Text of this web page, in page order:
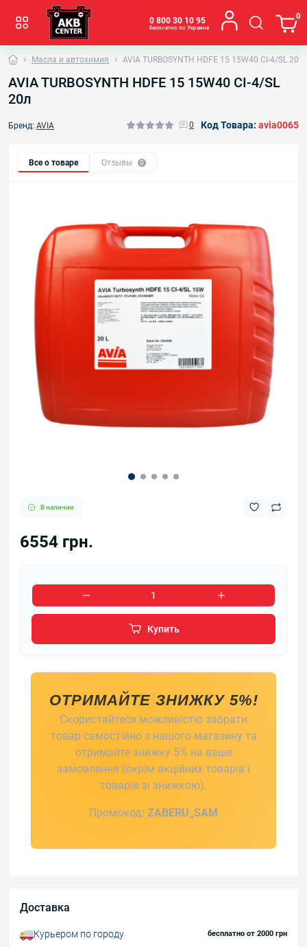
0 800 30 10 95
Бесплатно по Украине
0
Масла и автохимия AVIA TURBOSYNTH HDFE 15 15W40 CI-4/SL 20л
AVIA TURBOSYNTH HDFE 15 15W40 CI-4/SL
20л
Бренд: AVIA 0 Код Товара: avia0065
Все о товаре Отзывы 0
В наличии
6554 грн.
Купить
ОТРИМАЙТЕ ЗНИЖКУ 5%!
Скористайтеся можливістю забрати
товар самостійно з нашого магазину та
отримайте знижку 5% на ваше
замовлення (окрім акційних товарів і
товарів зі знижкою).
Промокод: ZABERU_SAM
Доставка
Курьером по городу бесплатно от 2000 грн